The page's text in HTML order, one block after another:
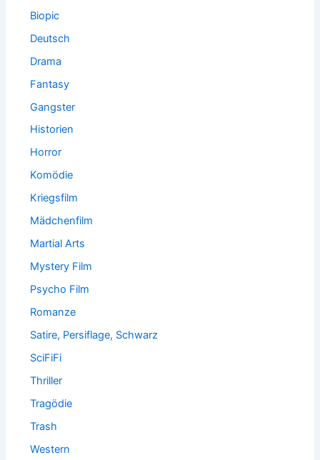
Biopic
Deutsch
Drama
Fantasy
Gangster
Historien
Horror
Komödie
Kriegsfilm
Mädchenfilm
Martial Arts
Mystery Film
Psycho Film
Romanze
Satire, Persiflage, Schwarz
SciFiFi
Thriller
Tragödie
Trash
Western